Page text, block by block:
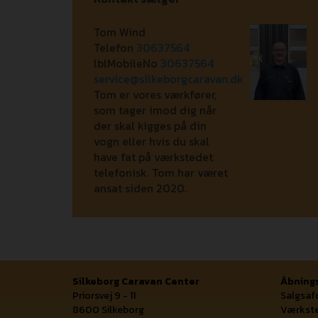
Tom Wind
Telefon 30637564
lblMobileNo 30637564
service@silkeborgcaravan.dk
Tom er vores værkfører,
som tager imod dig når
der skal kigges på din
vogn eller hvis du skal
have fat på værkstedet
telefonisk. Tom har været
ansat siden 2020.
Silkeborg Caravan Center
Priorsvej 9 - 11
8600 Silkeborg